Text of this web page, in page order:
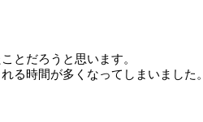
とだろうと思います。
る時間が多くなってしまいました。